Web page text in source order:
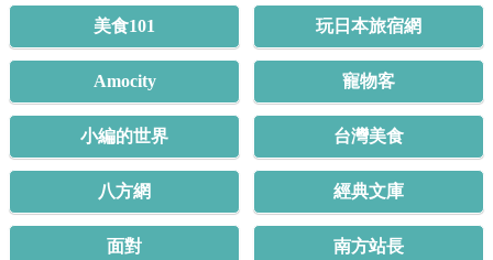
美食101 玩日本旅宿網
Amocity 寵物客
小編的世界 台灣美食
八方網 經典文庫
面對 南方站長